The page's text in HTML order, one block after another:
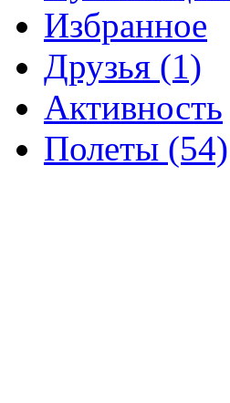
Избранное
Друзья (1)
Активность
Полеты (54)